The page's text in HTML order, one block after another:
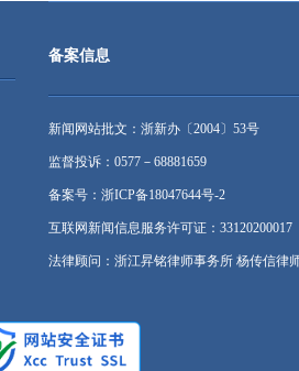
备案信息
新闻网站批文：浙新办〔2004〕53号
监督投诉：0577－68881659
备案号：浙ICP备18047644号-2
互联网新闻信息服务许可证：33120200017
法律顾问：浙江昇铭律师事务所 杨传信律